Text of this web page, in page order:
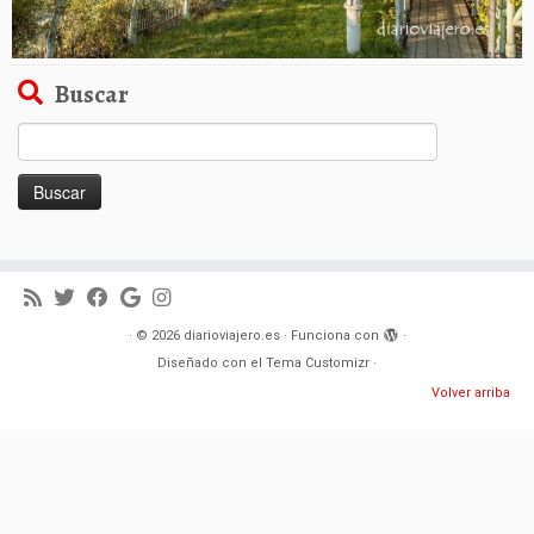
Buscar
· © 2026 diarioviajero.es· Funciona con
·
Diseñado con el Tema Customizr ·
Volver arriba